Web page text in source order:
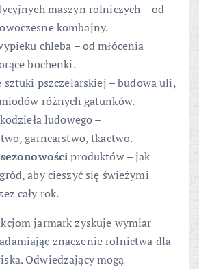
maszyn rolniczych – od
kombajny.
chleba – od młócenia
bochenki.
sztuki pszczelarskiej – budowa uli,
różnych gatunków.
ludowego –
garncarstwo, tkactwo.
sezonowościproduktów – jak
aby cieszyć się świeżymi
cały rok.
jarmark zyskuje wymiar
znaczenie rolnictwa dla
Odwiedzający mogą